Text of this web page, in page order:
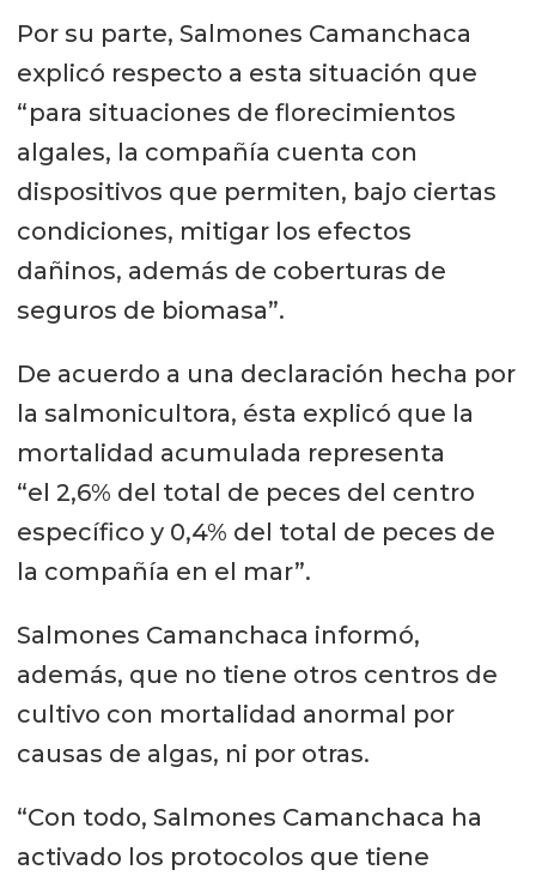
Por su parte, Salmones Camanchaca
explicó respecto a esta situación que
“para situaciones de florecimientos
algales, la compañía cuenta con
dispositivos que permiten, bajo ciertas
condiciones, mitigar los efectos
dañinos, además de coberturas de
seguros de biomasa”.
De acuerdo a una declaración hecha por
la salmonicultora, ésta explicó que la
mortalidad acumulada representa
“el 2,6% del total de peces del centro
específico y 0,4% del total de peces de
la compañía en el mar”.
Salmones Camanchaca informó,
además, que no tiene otros centros de
cultivo con mortalidad anormal por
causas de algas, ni por otras.
“Con todo, Salmones Camanchaca ha
activado los protocolos que tiene